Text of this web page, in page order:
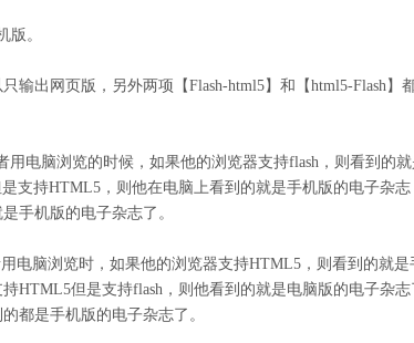
版。
输出网页版，另外两项【Flash-html5】和【html5-Flash】
用电脑浏览的时候，如果他的浏览器支持flash，则看到的
支持HTML5，则他在电脑上看到的就是手机版的电子杂志
手机版的电子杂志了。
电脑浏览时，如果他的浏览器支持HTML5，则看到的就是
HTML5但是支持flash，则他看到的就是电脑版的电子杂志
都是手机版的电子杂志了。